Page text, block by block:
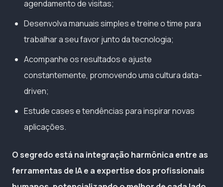
agendamento de visitas;
Desenvolva manuais simples e treine o time para
trabalhar a seu favor junto da tecnologia;
Acompanhe os resultados e ajuste
constantemente, promovendo uma cultura data-
driven;
Estude cases e tendências para inspirar novas
aplicações.
O segredo está na integração harmônica entre as
ferramentas de IA e a expertise dos profissionais